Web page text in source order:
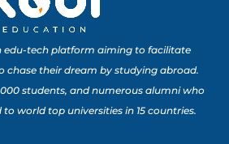
edu-tech platform aiming to facilitate
chase their dream by studying abroad.
students, and numerous alumni who
world top universities in 15 countries.